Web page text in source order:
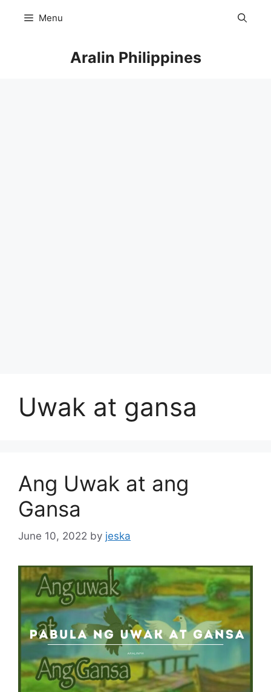
Menu
Aralin Philippines
Uwak at gansa
Ang Uwak at ang
Gansa
June 10, 2022 by jeska